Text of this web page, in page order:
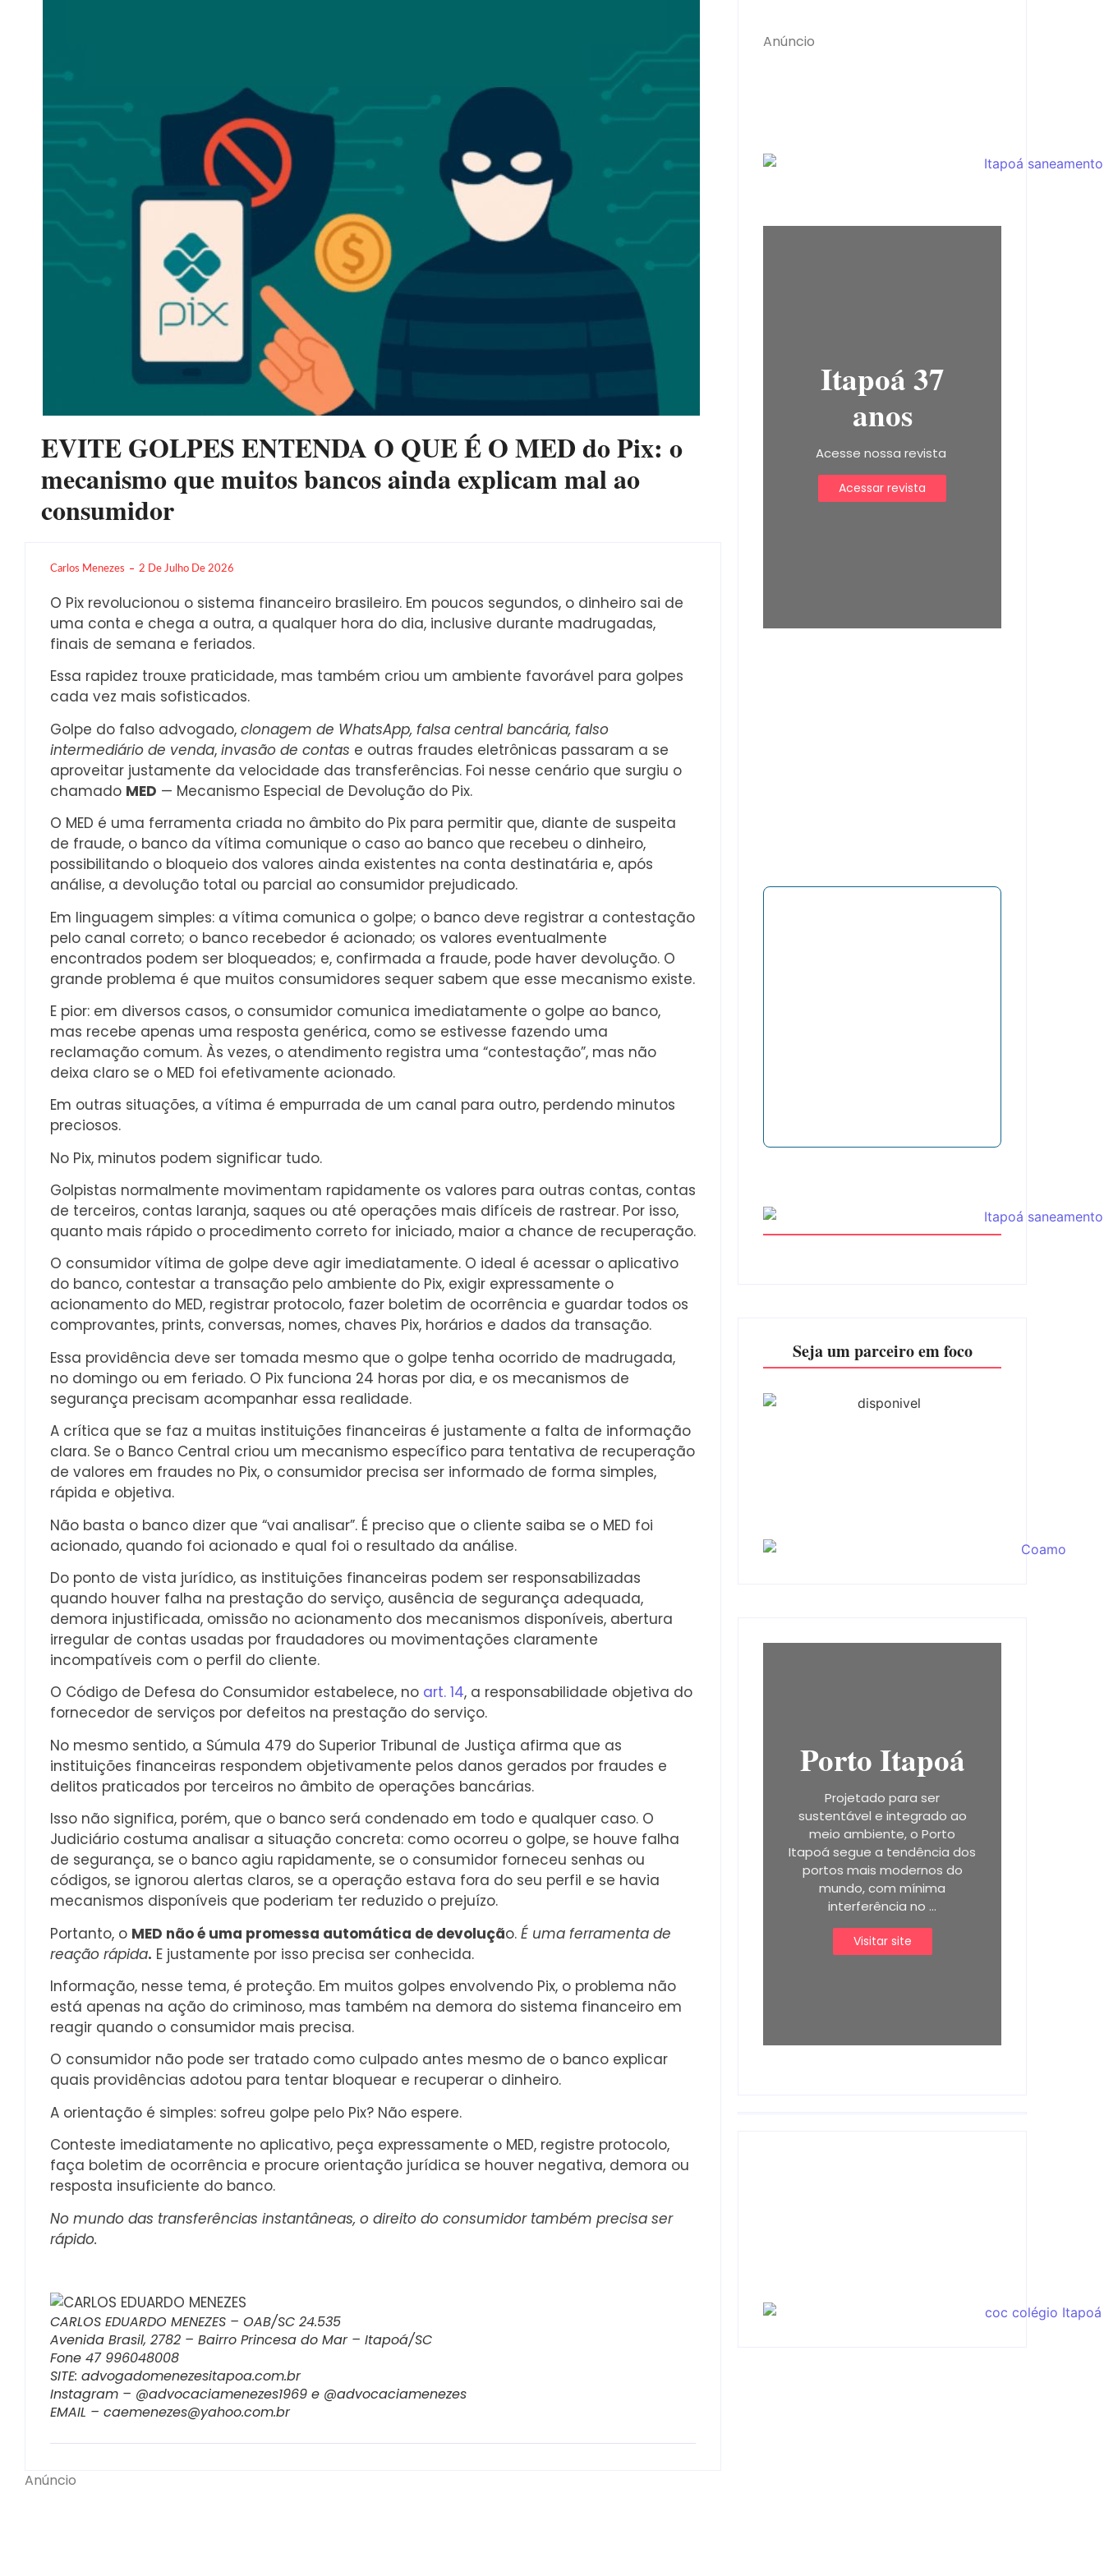
EVITE GOLPES ENTENDA O QUE É O MED do Pix: o
mecanismo que muitos bancos ainda explicam mal ao
consumidor
Carlos Menezes 2 De Julho De 2026
O Pix revolucionou o sistema financeiro brasileiro. Em poucos segundos, o dinheiro sai de
uma conta e chega a outra, a qualquer hora do dia, inclusive durante madrugadas,
finais de semana e feriados.
Essa rapidez trouxe praticidade, mas também criou um ambiente favorável para golpes
cada vez mais sofisticados.
Golpe do falso advogado, clonagem de WhatsApp, falsa central bancária, falso
intermediário de venda, invasão de contas e outras fraudes eletrônicas passaram a se
aproveitar justamente da velocidade das transferências. Foi nesse cenário que surgiu o
chamado MED — Mecanismo Especial de Devolução do Pix.
O MED é uma ferramenta criada no âmbito do Pix para permitir que, diante de suspeita
de fraude, o banco da vítima comunique o caso ao banco que recebeu o dinheiro,
possibilitando o bloqueio dos valores ainda existentes na conta destinatária e, após
análise, a devolução total ou parcial ao consumidor prejudicado.
Em linguagem simples: a vítima comunica o golpe; o banco deve registrar a contestação
pelo canal correto; o banco recebedor é acionado; os valores eventualmente
encontrados podem ser bloqueados; e, confirmada a fraude, pode haver devolução. O
grande problema é que muitos consumidores sequer sabem que esse mecanismo existe.
E pior: em diversos casos, o consumidor comunica imediatamente o golpe ao banco,
mas recebe apenas uma resposta genérica, como se estivesse fazendo uma
reclamação comum. Às vezes, o atendimento registra uma “contestação”, mas não
deixa claro se o MED foi efetivamente acionado.
Em outras situações, a vítima é empurrada de um canal para outro, perdendo minutos
preciosos.
No Pix, minutos podem significar tudo.
Golpistas normalmente movimentam rapidamente os valores para outras contas, contas
de terceiros, contas laranja, saques ou até operações mais difíceis de rastrear. Por isso,
quanto mais rápido o procedimento correto for iniciado, maior a chance de recuperação.
O consumidor vítima de golpe deve agir imediatamente. O ideal é acessar o aplicativo
do banco, contestar a transação pelo ambiente do Pix, exigir expressamente o
acionamento do MED, registrar protocolo, fazer boletim de ocorrência e guardar todos os
comprovantes, prints, conversas, nomes, chaves Pix, horários e dados da transação.
Essa providência deve ser tomada mesmo que o golpe tenha ocorrido de madrugada,
no domingo ou em feriado. O Pix funciona 24 horas por dia, e os mecanismos de
segurança precisam acompanhar essa realidade.
A crítica que se faz a muitas instituições financeiras é justamente a falta de informação
clara. Se o Banco Central criou um mecanismo específico para tentativa de recuperação
de valores em fraudes no Pix, o consumidor precisa ser informado de forma simples,
rápida e objetiva.
Não basta o banco dizer que “vai analisar”. É preciso que o cliente saiba se o MED foi
acionado, quando foi acionado e qual foi o resultado da análise.
Do ponto de vista jurídico, as instituições financeiras podem ser responsabilizadas
quando houver falha na prestação do serviço, ausência de segurança adequada,
demora injustificada, omissão no acionamento dos mecanismos disponíveis, abertura
irregular de contas usadas por fraudadores ou movimentações claramente
incompatíveis com o perfil do cliente.
O Código de Defesa do Consumidor estabelece, no art. 14, a responsabilidade objetiva do
fornecedor de serviços por defeitos na prestação do serviço.
No mesmo sentido, a Súmula 479 do Superior Tribunal de Justiça afirma que as
instituições financeiras respondem objetivamente pelos danos gerados por fraudes e
delitos praticados por terceiros no âmbito de operações bancárias.
Isso não significa, porém, que o banco será condenado em todo e qualquer caso. O
Judiciário costuma analisar a situação concreta: como ocorreu o golpe, se houve falha
de segurança, se o banco agiu rapidamente, se o consumidor forneceu senhas ou
códigos, se ignorou alertas claros, se a operação estava fora do seu perfil e se havia
mecanismos disponíveis que poderiam ter reduzido o prejuízo.
Portanto, o MED não é uma promessa automática de devolução. É uma ferramenta de
reação rápida. E justamente por isso precisa ser conhecida.
Informação, nesse tema, é proteção. Em muitos golpes envolvendo Pix, o problema não
está apenas na ação do criminoso, mas também na demora do sistema financeiro em
reagir quando o consumidor mais precisa.
O consumidor não pode ser tratado como culpado antes mesmo de o banco explicar
quais providências adotou para tentar bloquear e recuperar o dinheiro.
A orientação é simples: sofreu golpe pelo Pix? Não espere.
Conteste imediatamente no aplicativo, peça expressamente o MED, registre protocolo,
faça boletim de ocorrência e procure orientação jurídica se houver negativa, demora ou
resposta insuficiente do banco.
No mundo das transferências instantâneas, o direito do consumidor também precisa ser
rápido.
CARLOS EDUARDO MENEZES – OAB/SC 24.535
Avenida Brasil, 2782 – Bairro Princesa do Mar – Itapoá/SC
Fone 47 996048008
SITE: advogadomenezesitapoa.com.br
Instagram – @advocaciamenezes1969 e @advocaciamenezes
EMAIL – caemenezes@yahoo.com.br
Anúncio
Anúncio
Itapoá 37
anos
Acesse nossa revista
Acessar revista
Seja um parceiro em foco
Porto Itapoá
Projetado para ser
sustentável e integrado ao
meio ambiente, o Porto
Itapoá segue a tendência dos
portos mais modernos do
mundo, com mínima
interferência no ...
Visitar site